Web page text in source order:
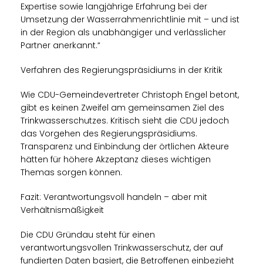
Expertise sowie langjährige Erfahrung bei der
Umsetzung der Wasserrahmenrichtlinie mit – und ist
in der Region als unabhängiger und verlässlicher
Partner anerkannt.“
Verfahren des Regierungspräsidiums in der Kritik
Wie CDU-Gemeindevertreter Christoph Engel betont,
gibt es keinen Zweifel am gemeinsamen Ziel des
Trinkwasserschutzes. Kritisch sieht die CDU jedoch
das Vorgehen des Regierungspräsidiums.
Transparenz und Einbindung der örtlichen Akteure
hätten für höhere Akzeptanz dieses wichtigen
Themas sorgen können.
Fazit: Verantwortungsvoll handeln – aber mit
Verhältnismäßigkeit
Die CDU Gründau steht für einen
verantwortungsvollen Trinkwasserschutz, der auf
fundierten Daten basiert, die Betroffenen einbezieht